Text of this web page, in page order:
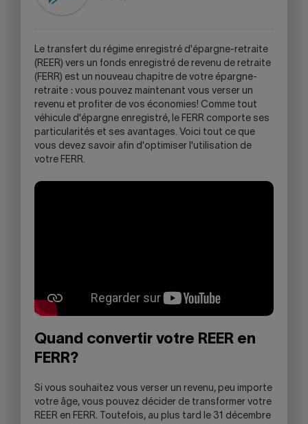
YOUR
SKYPE
APPLICATION.
Le transfert du régime enregistré d'épargne-retraite
(REER) vers un fonds enregistré de revenu de retraite
(FERR) est un nouveau chapitre de votre épargne-
retraite : vous pouvez maintenant vous verser un
revenu et profiter de vos économies! Comme tout
véhicule d'épargne enregistré, le FERR comporte ses
particularités et ses avantages. Voici tout ce que
vous devez savoir afin d'optimiser l'utilisation de
votre FERR.
Quand convertir votre REER en
FERR?
Si vous souhaitez vous verser un revenu, peu importe
votre âge, vous pouvez décider de transformer votre
REER en FERR. Toutefois, au plus tard le 31 décembre